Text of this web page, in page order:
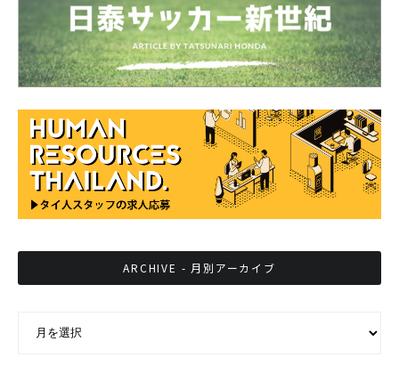
ARCHIVE - 月別アーカイブ